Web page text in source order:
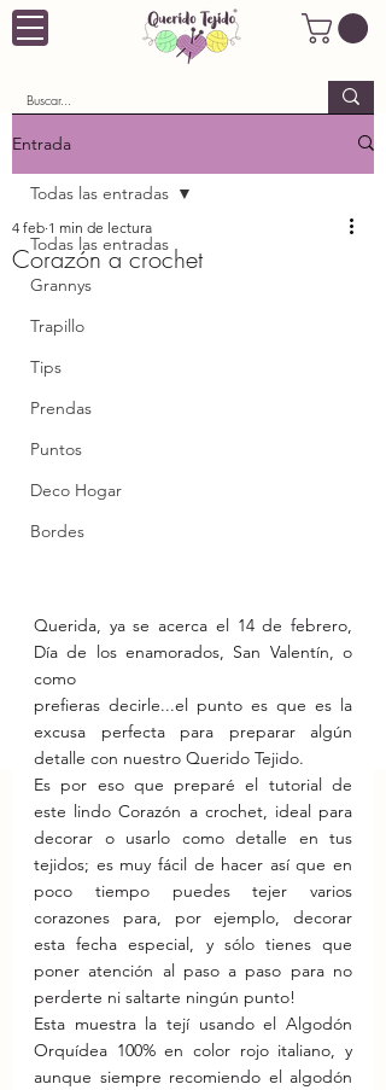
Entrada
Todas las entradas
Grannys
Trapillo
Tips
Prendas
Puntos
Deco Hogar
Bordes
Todas las entradas
Corazón a crochet
4 feb 1 min de lectura
Querida, ya se acerca el 14 de febrero,
Día de los enamorados, San Valentín, o
como
prefieras decirle...el punto es que es la
excusa perfecta para preparar algún
detalle con nuestro Querido Tejido.
Es por eso que preparé el tutorial de
este lindo Corazón a crochet, ideal para
decorar o usarlo como detalle en tus
tejidos; es muy fácil de hacer así que en
poco tiempo puedes tejer varios
corazones para, por ejemplo, decorar
esta fecha especial, y sólo tienes que
poner atención al paso a paso para no
perderte ni saltarte ningún punto!
Esta muestra la tejí usando el Algodón
Orquídea 100% en color rojo italiano, y
aunque siempre recomiendo el algodón